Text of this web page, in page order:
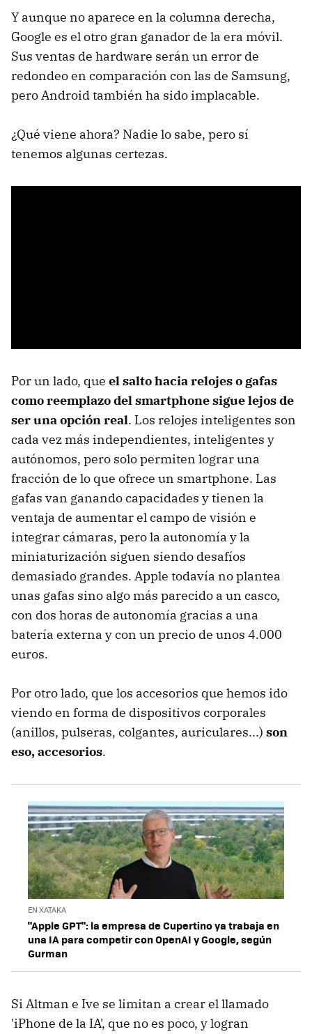
Y aunque no aparece en la columna derecha,
Google es el otro gran ganador de la era móvil.
Sus ventas de hardware serán un error de
redondeo en comparación con las de Samsung,
pero Android también ha sido implacable.
¿Qué viene ahora? Nadie lo sabe, pero sí
tenemos algunas certezas.
Por un lado, que el salto hacia relojes o gafas
como reemplazo del smartphone sigue lejos de
ser una opción real. Los relojes inteligentes son
cada vez más independientes, inteligentes y
autónomos, pero solo permiten lograr una
fracción de lo que ofrece un smartphone. Las
gafas van ganando capacidades y tienen la
ventaja de aumentar el campo de visión e
integrar cámaras, pero la autonomía y la
miniaturización siguen siendo desafíos
demasiado grandes. Apple todavía no plantea
unas gafas sino algo más parecido a un casco,
con dos horas de autonomía gracias a una
batería externa y con un precio de unos 4.000
euros.
Por otro lado, que los accesorios que hemos ido
viendo en forma de dispositivos corporales
(anillos, pulseras, colgantes, auriculares...) son
eso, accesorios.
EN XATAKA
"Apple GPT": la empresa de Cupertino ya trabaja en
una IA para competir con OpenAI y Google, según
Gurman
Si Altman e Ive se limitan a crear el llamado
'iPhone de la IA', que no es poco, y logran